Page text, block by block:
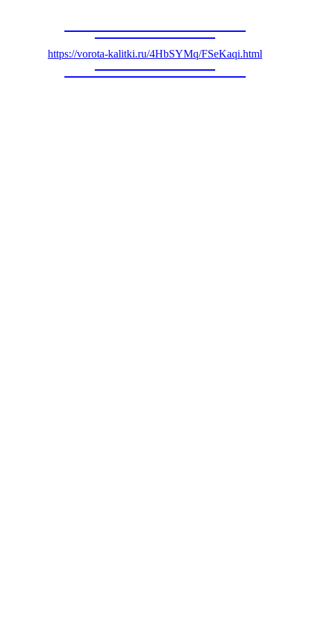
https://vorota-kalitki.ru/4HbSYMq/FSeKaqi.html